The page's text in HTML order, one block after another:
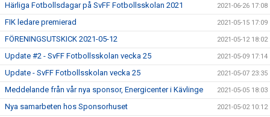
Härliga Fotbollsdagar på SvFF Fotbollsskolan 2021 2021-06-26 17:08
FIK ledare premierad 2021-05-15 17:09
FÖRENINGSUTSKICK 2021-05-12 2021-05-12 18:02
Update #2 - SvFF Fotbollsskolan vecka 25 2021-05-09 17:14
Update - SvFF Fotbollsskolan vecka 25 2021-05-07 23:35
Meddelande från vår nya sponsor, Energicenter i Kävlinge 2021-05-05 18:03
Nya samarbeten hos Sponsorhuset 2021-05-02 10:12